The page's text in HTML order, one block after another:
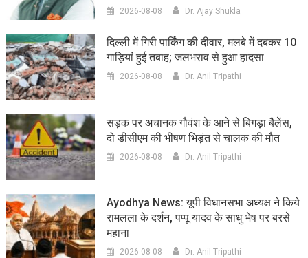
2026-08-08 Dr. Ajay Shukla
दिल्ली में गिरी पार्किंग की दीवार, मलबे में दबकर 10
गाड़ियां हुई तबाह; जलभराव से हुआ हादसा
2026-08-08 Dr. Anil Tripathi
सड़क पर अचानक गौवंश के आने से बिगड़ा बैलेंस,
दो डीसीएम की भीषण भिड़ंत से चालक की मौत
2026-08-08 Dr. Anil Tripathi
Ayodhya News: यूपी विधानसभा अध्यक्ष ने किये
रामलला के दर्शन, पप्पू यादव के साधु भेष पर बरसे
महाना
2026-08-08 Dr. Anil Tripathi